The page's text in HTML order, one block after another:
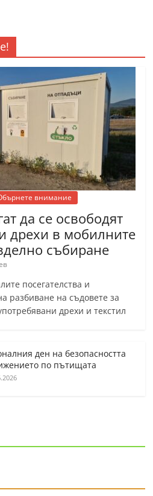
внимание
да се освободят
дрехи в мобилните
събиране
посегателства и
разбиване на съдовете за
дрехи и текстил
ден на безопасността
по пътищата